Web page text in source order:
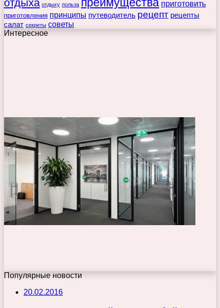
отдыха отдыху польза приготовить
приготовления принципы путеводитель рецепт рецепты
салат секреты советы
Интересное
Популярные новости
20.02.2016